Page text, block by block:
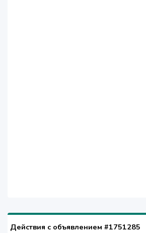
Действия с объявлением #1751285